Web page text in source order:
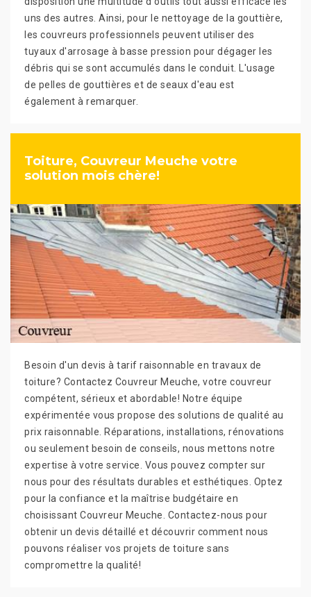
uns des autres. Ainsi, pour le nettoyage de la gouttière,
les couvreurs professionnels peuvent utiliser des
tuyaux d'arrosage à basse pression pour dégager les
débris qui se sont accumulés dans le conduit. L'usage
de pelles de gouttières et de seaux d'eau est
également à remarquer.
Toiture, Couvreur Meuche votre
solution mois chère!
Besoin d'un devis à tarif raisonnable en travaux de
toiture? Contactez Couvreur Meuche, votre couvreur
compétent, sérieux et abordable! Notre équipe
expérimentée vous propose des solutions de qualité au
prix raisonnable. Réparations, installations, rénovations
ou seulement besoin de conseils, nous mettons notre
expertise à votre service. Vous pouvez compter sur
nous pour des résultats durables et esthétiques. Optez
pour la confiance et la maîtrise budgétaire en
choisissant Couvreur Meuche. Contactez-nous pour
obtenir un devis détaillé et découvrir comment nous
pouvons réaliser vos projets de toiture sans
compromettre la qualité!